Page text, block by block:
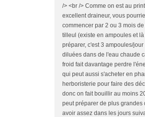
/> <br /> Comme on est au
excellent draineur, vous
commencer par 2 ou 3 mois
tilleul (existe en ampoules et là
préparer, c'est 3 ampoules/
diluées dans de l'eau chaude
froid fait davantage perdre
qui peut aussi s'acheter en
herboristerie pour faire des
donc on fait bouillir au moins
peut préparer de plus grandes
avoir assez dans les jours